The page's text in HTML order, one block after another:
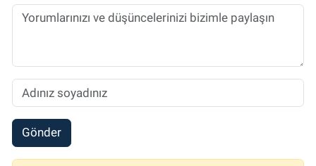
Gönder